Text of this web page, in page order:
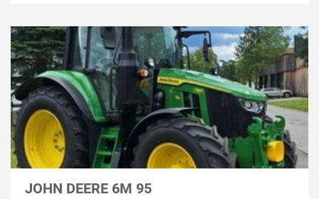
JOHN DEERE 6M 95